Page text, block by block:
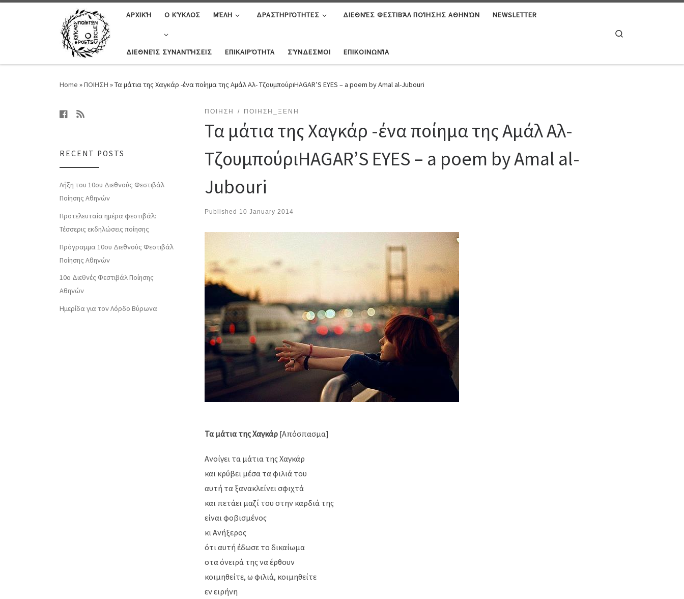
ΑΡΧΙΚΉ Ο ΚΎΚΛΟΣ ΜΈΛΗ ΔΡΑΣΤΗΡΙΌΤΗΤΕΣ ΔΙΕΘΝΈΣ ΦΕΣΤΙΒΆΛ ΠΟΊΗΣΗΣ ΑΘΗΝΏΝ NEWSLETTER
ΔΙΕΘΝΕΊΣ ΣΥΝΑΝΤΉΣΕΙΣ ΕΠΙΚΑΙΡΌΤΗΤΑ ΣΎΝΔΕΣΜΟΙ ΕΠΙΚΟΙΝΩΝΊΑ
Home »ΠΟΙΗΣΗ »Τα μάτια της Χαγκάρ -ένα ποίημα της Αμάλ Αλ- ΤζουμπούριHAGAR’S EYES – a poem by Amal al-Jubouri
ΠΟΙΗΣΗ ΠΟΙΗΣΗ_ΞΕΝΗ
Τα μάτια της Χαγκάρ -ένα ποίημα της Αμάλ Αλ-
ΤζουμπούριHAGAR’S EYES – a poem by Amal al-
Jubouri
Published 10 January 2014
Τα μάτια της Χαγκάρ [Απόσπασμα]
Ανοίγει τα μάτια της Χαγκάρ
και κρύβει μέσα τα φιλιά του
αυτή τα ξανακλείνει σφιχτά
και πετάει μαζί του στην καρδιά της
είναι φοβισμένος
κι Ανήξερος
ότι αυτή έδωσε το δικαίωμα
στα όνειρά της να έρθουν
κοιμηθείτε, ω φιλιά, κοιμηθείτε
εν ειρήνη
RECENT POSTS
Λήξη του 10ου Διεθνούς Φεστιβάλ
Ποίησης Αθηνών
Προτελευταία ημέρα φεστιβάλ:
Τέσσερις εκδηλώσεις ποίησης
Πρόγραμμα 10ου Διεθνούς Φεστιβάλ
Ποίησης Αθηνών
10o Διεθνές Φεστιβάλ Ποίησης
Αθηνών
Ημερίδα για τον Λόρδο Βύρωνα